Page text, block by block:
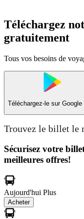
Téléchargez
gratuitement
Tous vos besoins de
Téléchargez-le sur Google
Trouvez le billet le
Sécurisez votre
meilleures offres!
Aujourd'hui Plus
Acheter